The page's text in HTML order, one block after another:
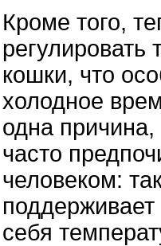
Кроме того,
регулировать
кошки, что
холодное
одна
часто
человеком:
себя